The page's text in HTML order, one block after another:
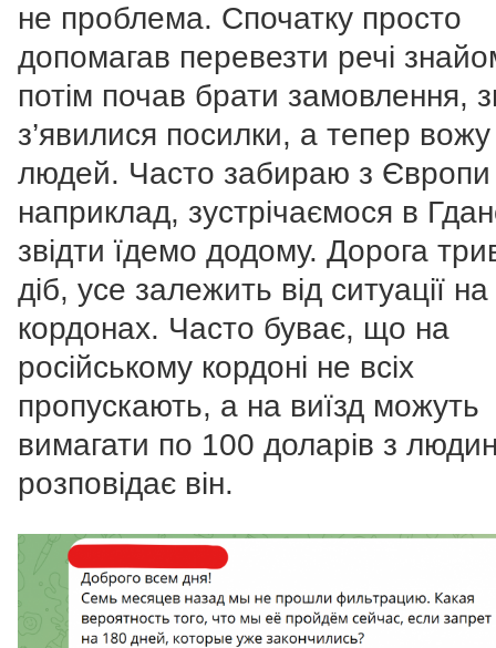
не проблема. Спочатку просто
допомагав перевезти речі
потім почав брати замовлення,
з’явилися посилки, а тепер вожу
людей. Часто забираю з
наприклад, зустрічаємося в
звідти їдемо додому. Дорога
діб, усе залежить від ситуації на
кордонах. Часто буває, що на
російському кордоні не всіх
пропускають, а на виїзд можуть
вимагати по 100 доларів з
розповідає він.